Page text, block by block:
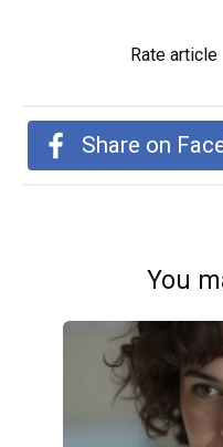
Rate article
Share on
You